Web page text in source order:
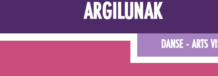
ARGILUNAK
DANSE - ARTS